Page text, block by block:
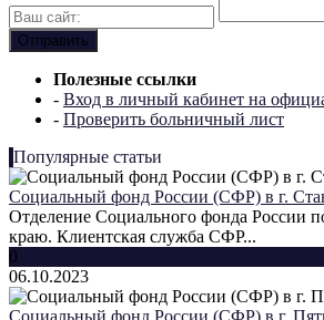
Полезные ссылки
- Вход в личный кабинет на
- Проверить больничный лист
Популярные статьи
Социальный фонд России (СФР) в г.
Отделение Социального фонда России
краю. Клиентская служба СФР...
0
06.10.2023